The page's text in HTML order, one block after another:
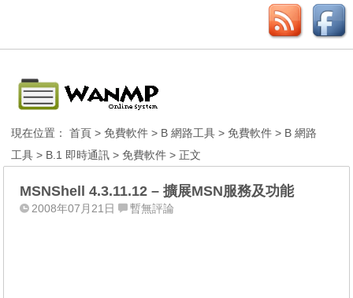
現在位置：首頁 >免費軟件 > B 網路工具 >免費軟件 > B 網路
工具 > B.1 即時通訊 >免費軟件 > 正文
MSNShell 4.3.11.12 – 擴展MSN服務及功能
2008年07月21日 暫無評論